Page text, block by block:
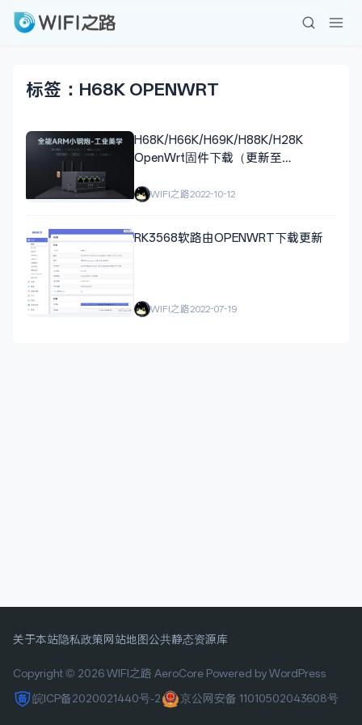
标签：H68K OPENWRT
H68K/H66K/H69K/H88K/H28K
OpenWrt固件下载（更新至
WIFI之路2022-10-12
RK3568软路由OPENWRT下载更新
WIFI之路2022-07-19
关于本站隐私政策网站地图公共静态资源库
Copyright © 2026 WIFI之路 AeroCore Powered by WordPress
皖ICP备2020021440号-2
京公网安备 11010502043608号